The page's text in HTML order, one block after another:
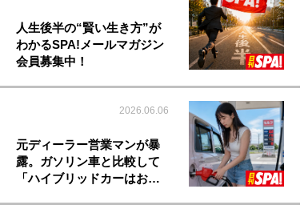
人生後半の“賢い生き方”が
わかるSPA!メールマガジン
会員募集中！
2026.06.06
元ディーラー営業マンが暴
露。ガソリン車と比較して
「ハイブリッドカーはお…